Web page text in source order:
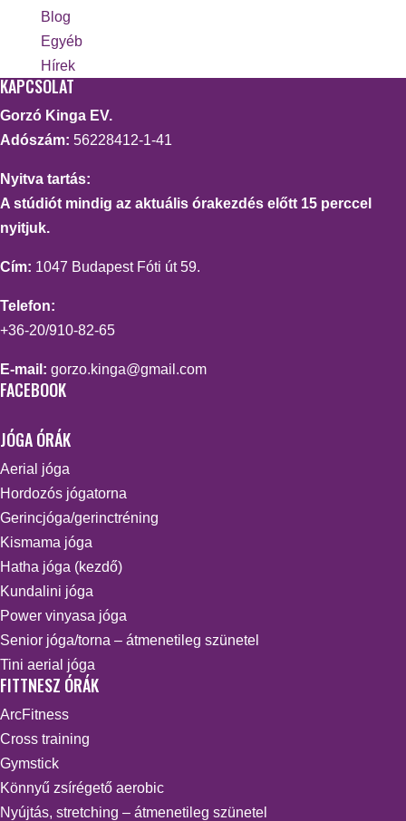
Blog
Egyéb
Hírek
KAPCSOLAT
Gorzó Kinga EV.
Adószám: 56228412-1-41
Nyitva tartás:
A stúdiót mindig az aktuális órakezdés előtt 15 perccel
nyitjuk.
Cím: 1047 Budapest Fóti út 59.
Telefon:
+36-20/910-82-65
E-mail: gorzo.kinga@gmail.com
FACEBOOK
JÓGA ÓRÁK
Aerial jóga
Hordozós jógatorna
Gerincjóga/gerinctréning
Kismama jóga
Hatha jóga (kezdő)
Kundalini jóga
Power vinyasa jóga
Senior jóga/torna – átmenetileg szünetel
Tini aerial jóga
FITTNESZ ÓRÁK
ArcFitness
Cross training
Gymstick
Könnyű zsírégető aerobic
Nyújtás, stretching – átmenetileg szünetel